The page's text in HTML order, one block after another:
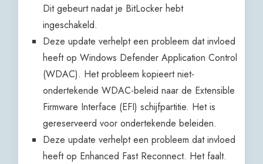
Dit gebeurt nadat je BitLocker hebt
ingeschakeld.
Deze update verhelpt een probleem dat invloed
heeft op Windows Defender Application Control
(WDAC). Het probleem kopieert niet-
ondertekende WDAC-beleid naar de Extensible
Firmware Interface (EFI) schijfpartitie. Het is
gereserveerd voor ondertekende beleiden.
Deze update verhelpt een probleem dat invloed
heeft op Enhanced Fast Reconnect. Het faalt.